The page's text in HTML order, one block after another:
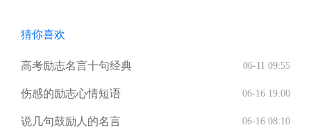
猜你喜欢
高考励志名言十句经典 06-11 09:55
伤感的励志心情短语 06-16 19:00
说几句鼓励人的名言 06-16 08:10